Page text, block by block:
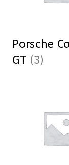
Porsche
GT (3)